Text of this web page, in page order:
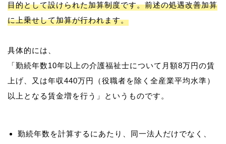
目的として設けられた加算制度です。前述の処遇改善加算
に上乗せして加算が行われます。
具体的には、
「勤続年数10年以上の介護福祉士について月額8万円の賃
上げ、又は年収440万円（役職者を除く全産業平均水準）
勤続年数を計算するにあたり、同一法人だけでなく、